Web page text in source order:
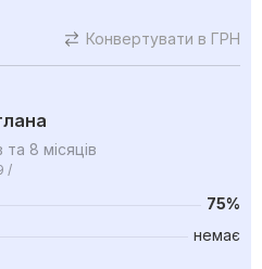
Конвертувати в ГРН
та 8 місяців
/
75%
немає